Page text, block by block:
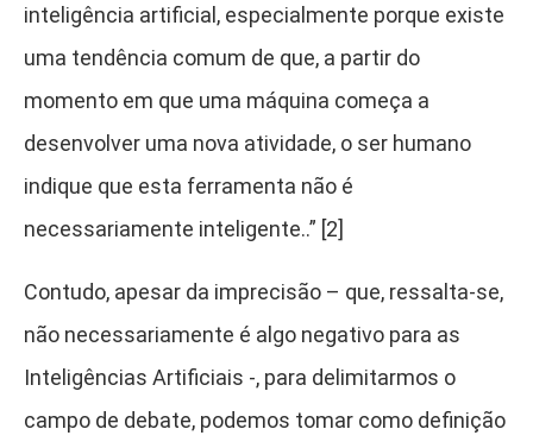
inteligência artificial, especialmente porque existe
uma tendência comum de que, a partir do
momento em que uma máquina começa a
desenvolver uma nova atividade, o ser humano
indique que esta ferramenta não é
necessariamente inteligente..” [2]
Contudo, apesar da imprecisão – que, ressalta-se,
não necessariamente é algo negativo para as
Inteligências Artificiais -, para delimitarmos o
campo de debate, podemos tomar como definição